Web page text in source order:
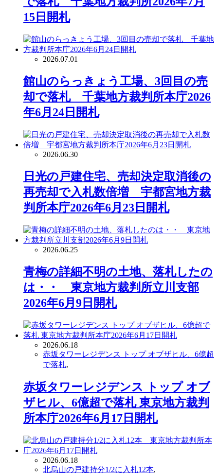
15日開札
2026.07.01
館山のらっきょう工場、3回目の売
却で落札 千葉地方裁判所本庁2026
年6月24日開札
2026.06.30
日光の戸建住宅、売却決定取消後の
再売却で入札数倍増 宇都宮地方裁
判所本庁2026年6月23日開札
2026.06.25
青梅の詳細不明の土地、落札したの
は・・ 東京地方裁判所立川支部
2026年6月9日開札
2026.06.18
赤坂タワーレジデンス トップ オブザヒル、6億超
で落札,
赤坂タワーレジデンス トップ オブ
ザヒル、6億超で落札 東京地方裁判
所本庁2026年6月17日開札
2026.06.18
北烏山の戸建持分1/2に入札12本,